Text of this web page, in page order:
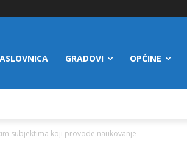
GRADOVI OPĆINE
subjektima koji provode naukovanje